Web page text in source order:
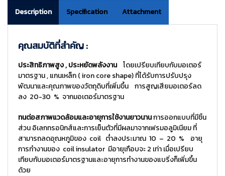
Description Specification Attachment
คุณสมบัติที่สำคัญ :
ประสิทธิภาพสูง , ประหยัดพลังงาน โดยเปรียบเทียบกับมอเตอร์
มาตรฐาน , แกนเหล็ก ( iron core shape) ที่ได้รับการปรับปรุง
พัฒนาและคุณภาพของวัตถุดิบที่เพิ่มขึ้น การสูญเสียมอเตอร์ลด
ลง 20-30 % จากมอเตอร์มาตรฐาน
ทนต่อสภาพแวดล้อมและอายุการใช้งานยาวนานการออกแบบที่มีชิ้น
ส่วน อิเลกทรอนิกส์และการเย็นตัวที่มีผลมาจากเฟรมอลูมิเนียม ที่
สามารถลดอุณหภูมิของ coil ต่ำลงประมาณ 10 – 20 % อายุ
การทำงานของ coil insulator มีอายุเกือบจะ 2 เท่า เมื่อเปรียบ
เทียบกับมอเตอร์มาตรฐานและอายุการทำงานของแบริ่งก็เพิ่มขึ้น
ด้วย